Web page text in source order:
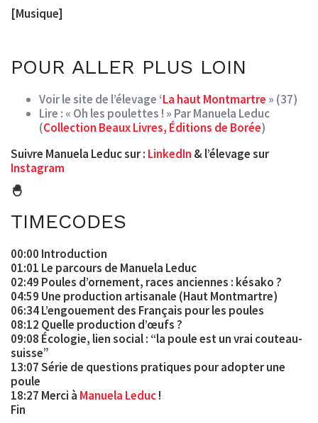
[Musique]
POUR ALLER PLUS LOIN
Voir le site de l’élevage ‘La haut Montmartre » (37)
Lire : « Oh les poulettes ! » Par Manuela Leduc
(Collection Beaux Livres, Éditions de Borée)
Suivre Manuela Leduc sur : LinkedIn & l’élevage sur
Instagram
🐣
TIMECODES
00:00 Introduction
01:01 Le parcours de Manuela Leduc
02:49 Poules d’ornement, races anciennes : késako ?
04:59 Une production artisanale (Haut Montmartre)
06:34 L’engouement des Français pour les poules
08:12 Quelle production d’œufs ?
09:08 Écologie, lien social : “la poule est un vrai couteau-
suisse”
13:07 Série de questions pratiques pour adopter une
poule
18:27 Merci à Manuela Leduc!
Fin